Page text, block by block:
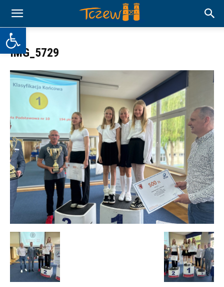
Otwórz pasek narzędzi
IMG_5729